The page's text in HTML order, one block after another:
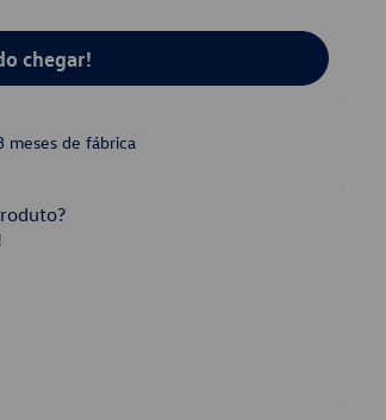
chegar!
meses de fábrica